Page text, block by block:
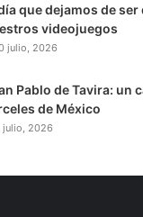
que dejamos de
videojuegos
julio, 2026
Pablo de Tavira: un
de México
julio, 2026